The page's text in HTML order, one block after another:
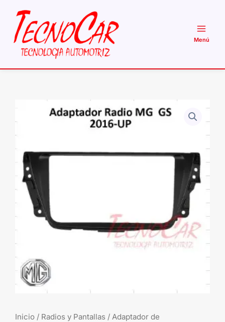
contenido
Inicio / Radios y Pantallas / Adaptador de
Adaptador
Radio
MG
GS
2016-
2019
Pulgadas